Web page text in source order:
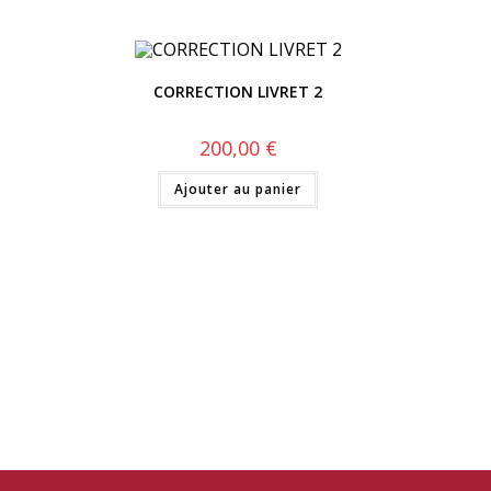
CORRECTION LIVRET 2
200,00 €
Ajouter au panier